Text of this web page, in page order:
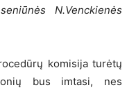
N.Venckienės
komisija turėtų
bus imtasi, nes